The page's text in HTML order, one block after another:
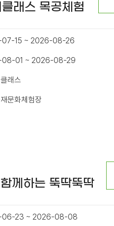
래스 목공체험
15 ~ 2026-08-26
01 ~ 2026-08-29
래스
문화체험장
께하는 뚝딱뚝딱
06-23 ~ 2026-08-08